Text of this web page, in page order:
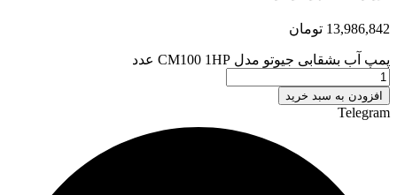
13,986,842 تومان
پمپ آب بشقابی جیوتو مدل CM100 1HP عدد
افزودن به سبد خرید
Telegram